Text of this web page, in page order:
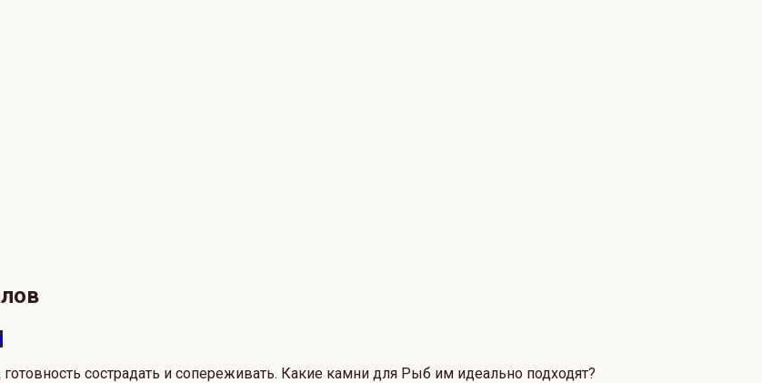
сострадать и сопереживать. Какие камни для Рыб им идеально подходят?